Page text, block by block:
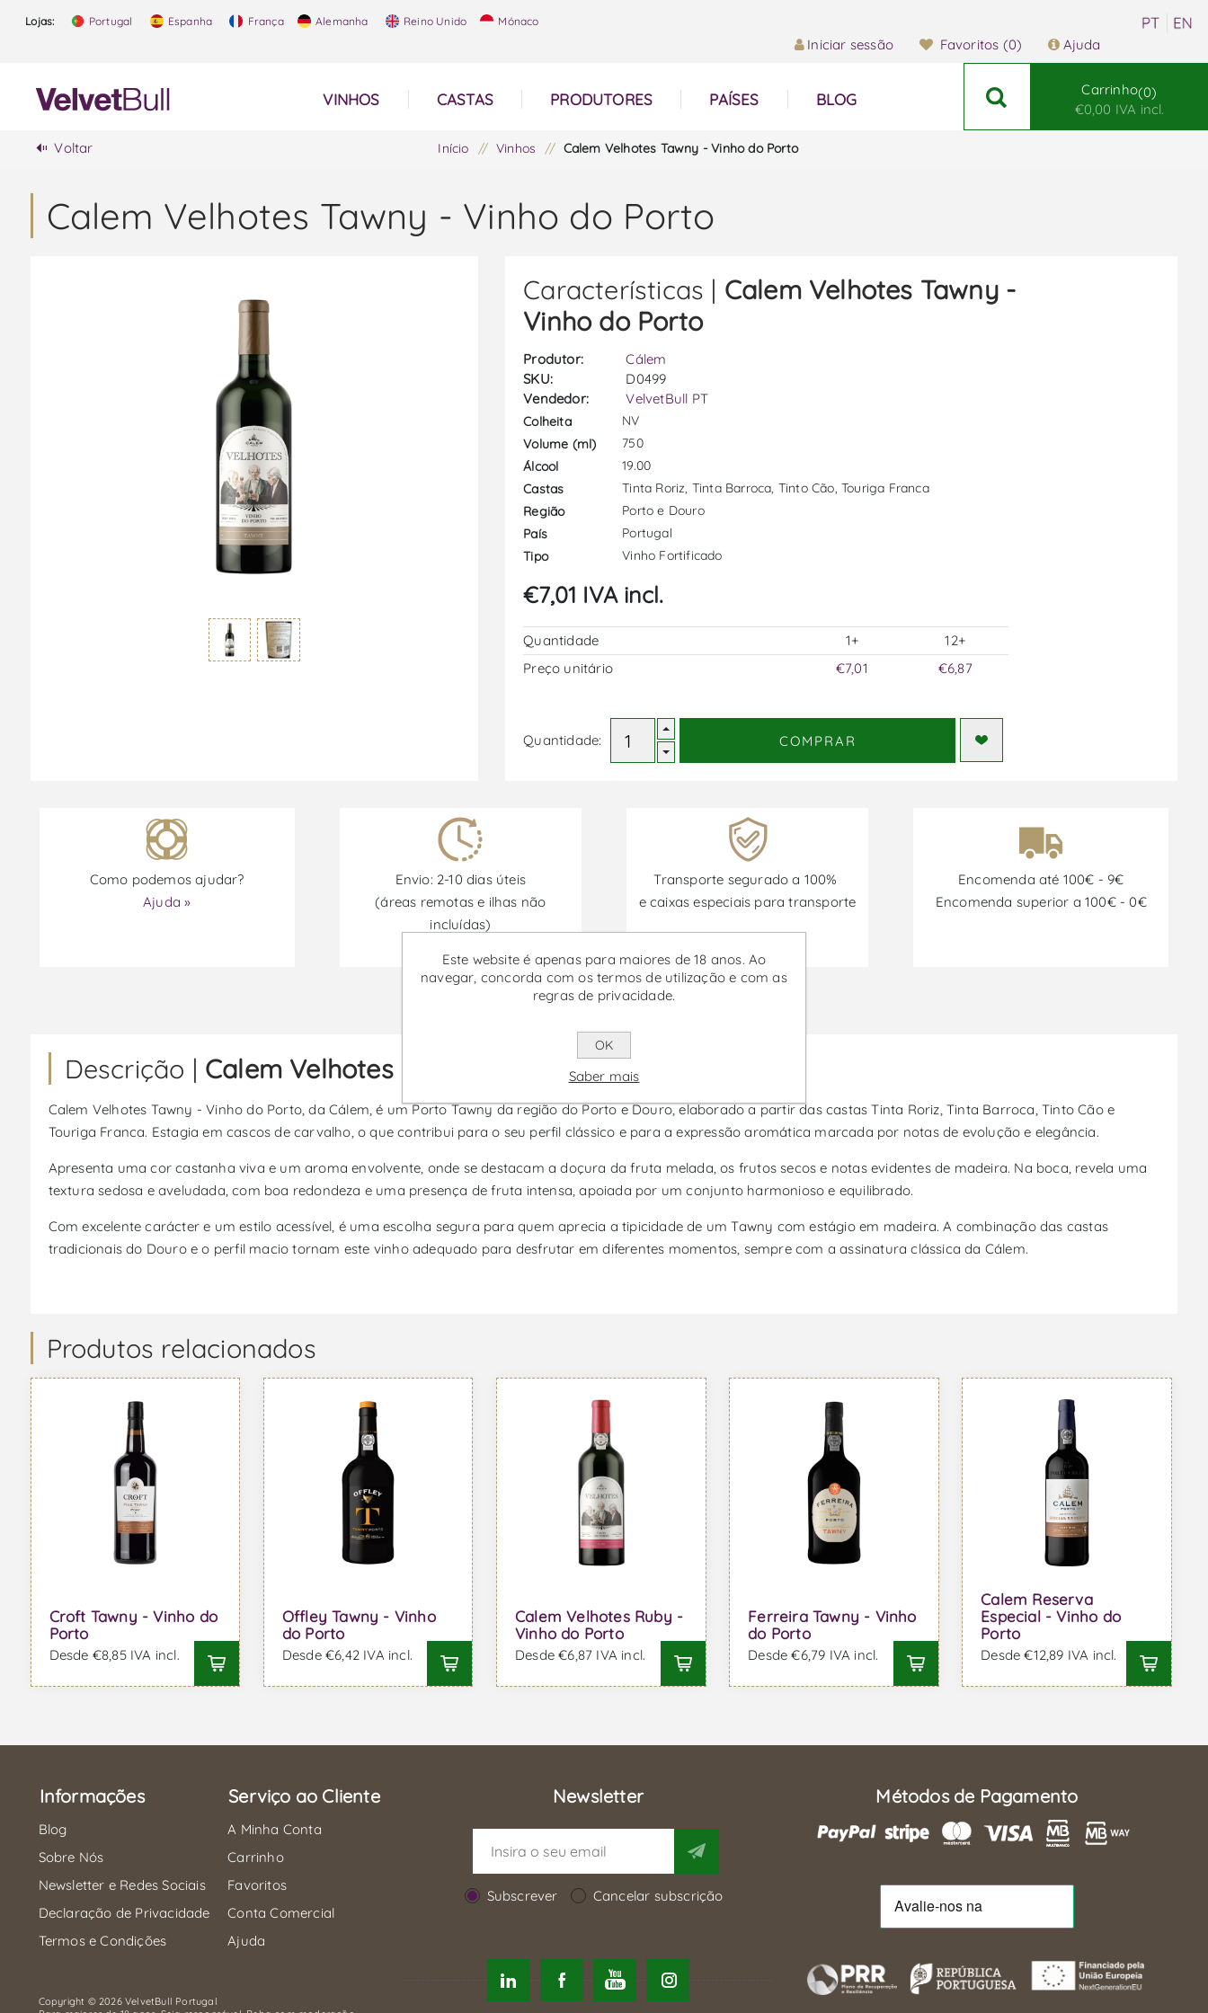
Lojas: Portugal Espanha França Alemanha Reino Unido Mónaco
Iniciar sessão Favoritos (0) Ajuda
VINHOS CASTAS PRODUTORES PAÍSES BLOG
Carrinho 0
€0,00 IVA incl.
Voltar Início / Vinhos / Calem Velhotes Tawny - Vinho do Porto
Calem Velhotes Tawny - Vinho do Porto
Características | Calem Velhotes Tawny -
Vinho do Porto
Produtor:
Cálem
SKU:
D0499
Vendedor:
VelvetBull PT
Colheita
NV
Volume (ml)
750
Álcool
19.00
Castas
Tinta Roriz, Tinta Barroca, Tinto Cão, Touriga Franca
Região
Porto e Douro
País
Portugal
Tipo
Vinho Fortificado
€7,01 IVA incl.
Quantidade 1+
12+
Preço unitário
€7,01 €6,87
Quantidade: COMPRAR
Como podemos ajudar?
Ajuda »
Envio: 2-10 dias úteis
(áreas remotas e ilhas não
incluídas)
Transporte segurado a 100%
e caixas especiais para transporte
Encomenda até 100€ - 9€
Encomenda superior a 100€ - 0€
Promoções disponíveis de 30/06/2026 a 30/09/2026
Descrição | Calem Velhotes Tawny - Vinho do Porto
Calem Velhotes Tawny - Vinho do Porto, da Cálem, é um Porto Tawny da região do Porto e Douro, elaborado a partir das castas Tinta Roriz, Tinta Barroca, Tinto Cão e
Touriga Franca. Estagia em cascos de carvalho, o que contribui para o seu perfil clássico e para a expressão aromática marcada por notas de evolução e elegância.
Apresenta uma cor castanha viva e um aroma envolvente, onde se destacam a doçura da fruta melada, os frutos secos e notas evidentes de madeira. Na boca, revela uma
textura sedosa e aveludada, com boa redondeza e uma presença de fruta intensa, apoiada por um conjunto harmonioso e equilibrado.
Com excelente carácter e um estilo acessível, é uma escolha segura para quem aprecia a tipicidade de um Tawny com estágio em madeira. A combinação das castas
tradicionais do Douro e o perfil macio tornam este vinho adequado para desfrutar em diferentes momentos, sempre com a assinatura clássica da Cálem.
Produtos relacionados
Croft Tawny - Vinho do
Porto
Desde €8,85 IVA incl.
Offley Tawny - Vinho
do Porto
Desde €6,42 IVA incl.
Calem Velhotes Ruby -
Vinho do Porto
Desde €6,87 IVA incl.
Ferreira Tawny - Vinho
do Porto
Desde €6,79 IVA incl.
Calem Reserva
Especial - Vinho do
Porto
Desde €12,89 IVA incl.
Informações
Blog
Sobre Nós
Newsletter e Redes Sociais
Declaração de Privacidade
Termos e Condições
Serviço ao Cliente
A Minha Conta
Carrinho
Favoritos
Conta Comercial
Ajuda
Newsletter
Subscrever Cancelar subscrição
Métodos de Pagamento
Copyright © 2026 VelvetBull Portugal
Este website é apenas para maiores de 18 anos. Ao
navegar, concorda com os termos de utilização e com as
regras de privacidade.
OK
Saber mais